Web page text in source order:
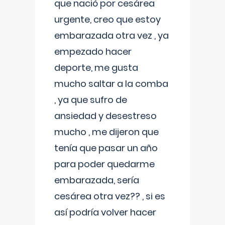
que nació por cesárea
urgente, creo que estoy
embarazada otra vez , ya
empezado hacer
deporte, me gusta
mucho saltar a la comba
, ya que sufro de
ansiedad y desestreso
mucho , me dijeron que
tenía que pasar un año
para poder quedarme
embarazada, sería
cesárea otra vez?? , si es
así podría volver hacer